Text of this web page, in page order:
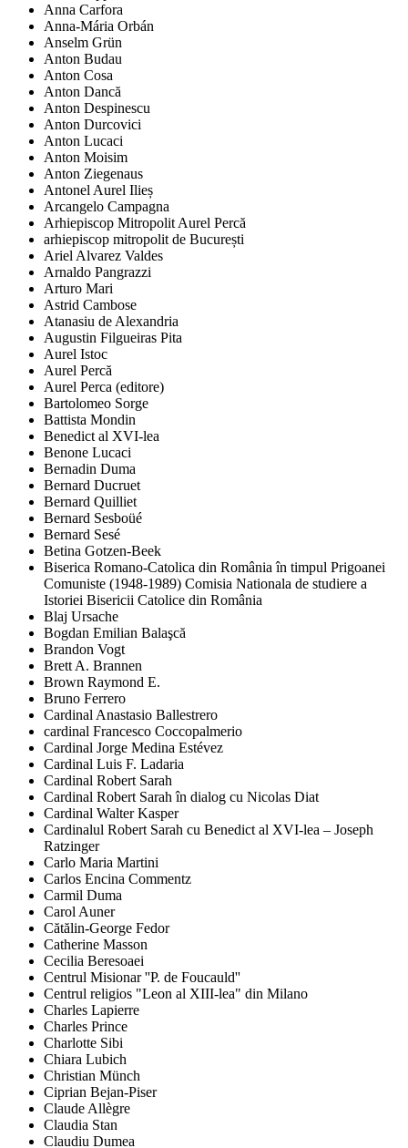
Anna Carfora
Anna-Mária Orbán
Anselm Grün
Anton Budau
Anton Cosa
Anton Dancă
Anton Despinescu
Anton Durcovici
Anton Lucaci
Anton Moisim
Anton Ziegenaus
Antonel Aurel Ilieș
Arcangelo Campagna
Arhiepiscop Mitropolit Aurel Percă
arhiepiscop mitropolit de București
Ariel Alvarez Valdes
Arnaldo Pangrazzi
Arturo Mari
Astrid Cambose
Atanasiu de Alexandria
Augustin Filgueiras Pita
Aurel Istoc
Aurel Percă
Aurel Perca (editore)
Bartolomeo Sorge
Battista Mondin
Benedict al XVI-lea
Benone Lucaci
Bernadin Duma
Bernard Ducruet
Bernard Quilliet
Bernard Sesboüé
Bernard Sesé
Betina Gotzen-Beek
Biserica Romano-Catolica din România în timpul Prigoanei
Comuniste (1948-1989) Comisia Nationala de studiere a
Istoriei Bisericii Catolice din România
Blaj Ursache
Bogdan Emilian Balaşcă
Brandon Vogt
Brett A. Brannen
Brown Raymond E.
Bruno Ferrero
Cardinal Anastasio Ballestrero
cardinal Francesco Coccopalmerio
Cardinal Jorge Medina Estévez
Cardinal Luis F. Ladaria
Cardinal Robert Sarah
Cardinal Robert Sarah în dialog cu Nicolas Diat
Cardinal Walter Kasper
Cardinalul Robert Sarah cu Benedict al XVI-lea – Joseph
Ratzinger
Carlo Maria Martini
Carlos Encina Commentz
Carmil Duma
Carol Auner
Cătălin-George Fedor
Catherine Masson
Cecilia Beresoaei
Centrul Misionar ''P. de Foucauld''
Centrul religios "Leon al XIII-lea" din Milano
Charles Lapierre
Charles Prince
Charlotte Sibi
Chiara Lubich
Christian Münch
Ciprian Bejan-Piser
Claude Allègre
Claudia Stan
Claudiu Dumea